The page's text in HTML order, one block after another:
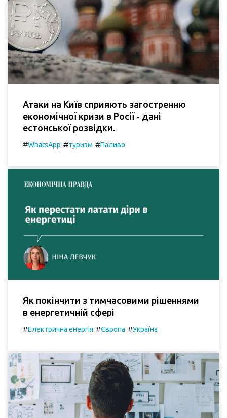
Атаки на Київ сприяють загостренню
економічної кризи в Росії - дані
естонської розвідки.
#WhatsApp #туризм #Паливо
Як покінчити з тимчасовими рішеннями
в енергетичній сфері
#Електрична енергія #Європа #Україна